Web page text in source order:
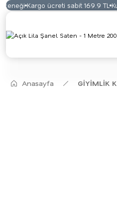
Kargo ücreti sabit 169.9 TL
Anasayfa GİYİMLİK